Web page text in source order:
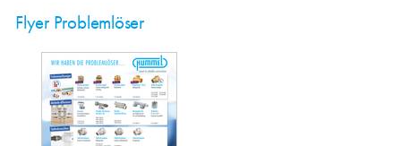
Flyer Problemlöser